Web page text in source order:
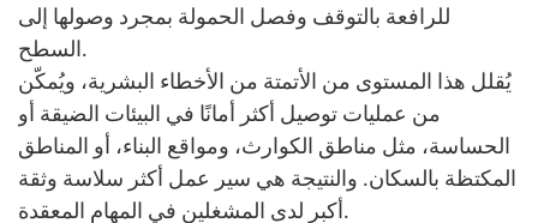
للرافعة بالتوقف وفصل الحمولة بمجرد وصولها إلى
السطح.
يُقلل هذا المستوى من الأتمتة من الأخطاء البشرية، ويُمكّن
من عمليات توصيل أكثر أمانًا في البيئات الضيقة أو
الحساسة، مثل مناطق الكوارث، ومواقع البناء، أو المناطق
المكتظة بالسكان. والنتيجة هي سير عمل أكثر سلاسة وثقة
أكبر لدى المشغلين في المهام المعقدة.